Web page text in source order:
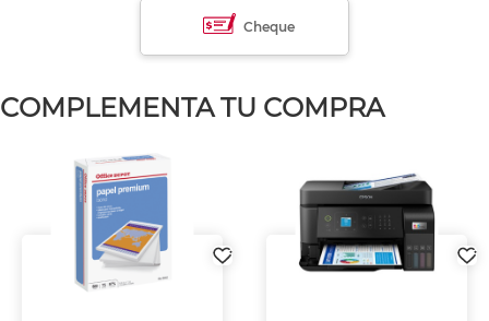
Cheque
COMPLEMENTA TU COMPRA